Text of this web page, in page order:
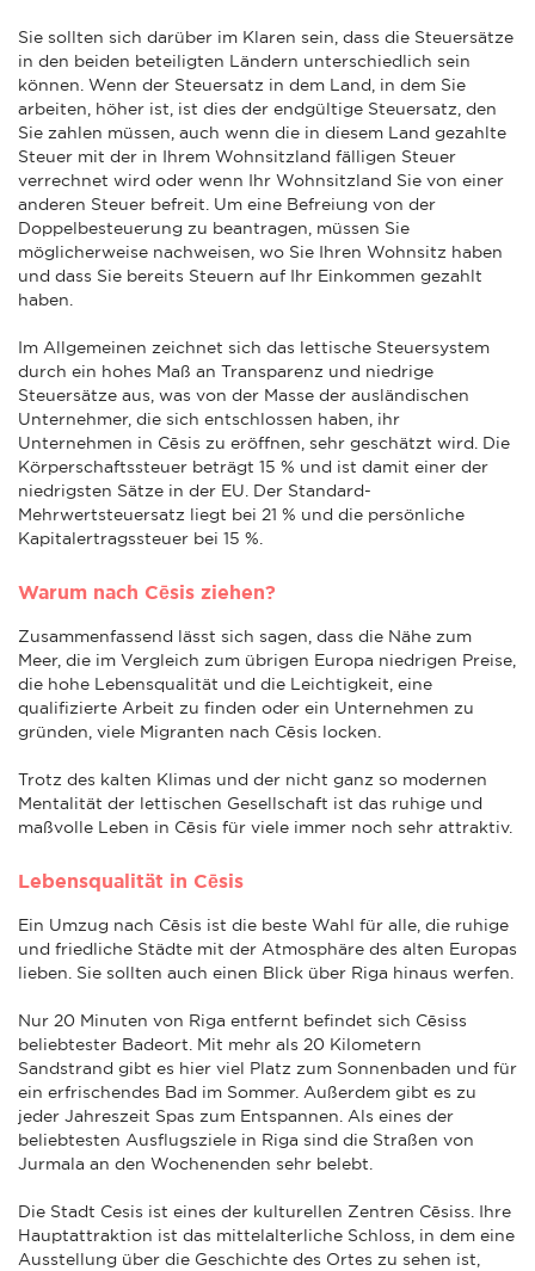
Sie sollten sich darüber im Klaren sein, dass die Steuersätze
in den beiden beteiligten Ländern unterschiedlich sein
können. Wenn der Steuersatz in dem Land, in dem Sie
arbeiten, höher ist, ist dies der endgültige Steuersatz, den
Sie zahlen müssen, auch wenn die in diesem Land gezahlte
Steuer mit der in Ihrem Wohnsitzland fälligen Steuer
verrechnet wird oder wenn Ihr Wohnsitzland Sie von einer
anderen Steuer befreit. Um eine Befreiung von der
Doppelbesteuerung zu beantragen, müssen Sie
möglicherweise nachweisen, wo Sie Ihren Wohnsitz haben
und dass Sie bereits Steuern auf Ihr Einkommen gezahlt
haben.
Im Allgemeinen zeichnet sich das lettische Steuersystem
durch ein hohes Maß an Transparenz und niedrige
Steuersätze aus, was von der Masse der ausländischen
Unternehmer, die sich entschlossen haben, ihr
Unternehmen in Cēsis zu eröffnen, sehr geschätzt wird. Die
Körperschaftssteuer beträgt 15 % und ist damit einer der
niedrigsten Sätze in der EU. Der Standard-
Mehrwertsteuersatz liegt bei 21 % und die persönliche
Kapitalertragssteuer bei 15 %.
Warum nach Cēsis ziehen?
Zusammenfassend lässt sich sagen, dass die Nähe zum
Meer, die im Vergleich zum übrigen Europa niedrigen Preise,
die hohe Lebensqualität und die Leichtigkeit, eine
qualifizierte Arbeit zu finden oder ein Unternehmen zu
gründen, viele Migranten nach Cēsis locken.
Trotz des kalten Klimas und der nicht ganz so modernen
Mentalität der lettischen Gesellschaft ist das ruhige und
maßvolle Leben in Cēsis für viele immer noch sehr attraktiv.
Lebensqualität in Cēsis
Ein Umzug nach Cēsis ist die beste Wahl für alle, die ruhige
und friedliche Städte mit der Atmosphäre des alten Europas
lieben. Sie sollten auch einen Blick über Riga hinaus werfen.
Nur 20 Minuten von Riga entfernt befindet sich Cēsiss
beliebtester Badeort. Mit mehr als 20 Kilometern
Sandstrand gibt es hier viel Platz zum Sonnenbaden und für
ein erfrischendes Bad im Sommer. Außerdem gibt es zu
jeder Jahreszeit Spas zum Entspannen. Als eines der
beliebtesten Ausflugsziele in Riga sind die Straßen von
Jurmala an den Wochenenden sehr belebt.
Die Stadt Cesis ist eines der kulturellen Zentren Cēsiss. Ihre
Hauptattraktion ist das mittelalterliche Schloss, in dem eine
Ausstellung über die Geschichte des Ortes zu sehen ist,